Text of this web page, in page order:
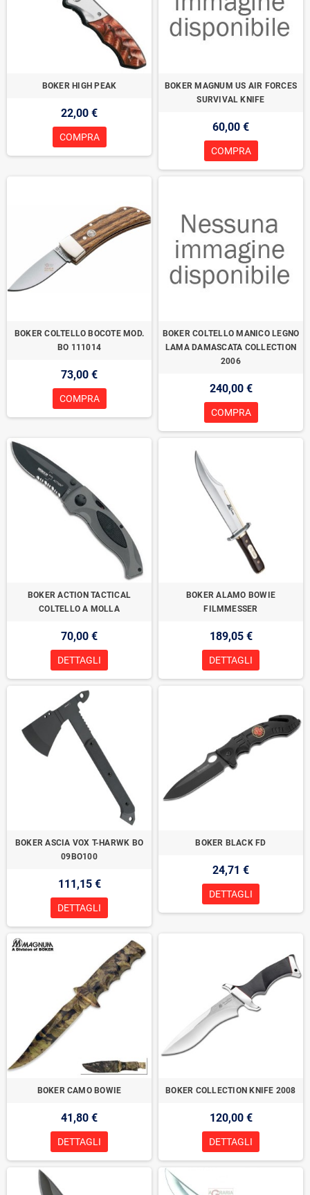
BOKER HIGH PEAK
22,00 €
COMPRA
BOKER MAGNUM US AIR FORCES
SURVIVAL KNIFE
60,00 €
COMPRA
BOKER COLTELLO BOCOTE MOD.
BO 111014
73,00 €
COMPRA
BOKER COLTELLO MANICO LEGNO
LAMA DAMASCATA COLLECTION
2006
240,00 €
COMPRA
BOKER ACTION TACTICAL
COLTELLO A MOLLA
70,00 €
DETTAGLI
BOKER ALAMO BOWIE
FILMMESSER
189,05 €
DETTAGLI
BOKER ASCIA VOX T-HARWK BO
09BO100
111,15 €
DETTAGLI
BOKER BLACK FD
24,71 €
DETTAGLI
BOKER CAMO BOWIE
41,80 €
DETTAGLI
BOKER COLLECTION KNIFE 2008
120,00 €
DETTAGLI